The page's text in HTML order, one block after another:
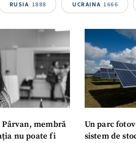
RUSIA 1888 UCRAINA 1666
Pârvan, membră
nu poate fi
Un parc
sistem de